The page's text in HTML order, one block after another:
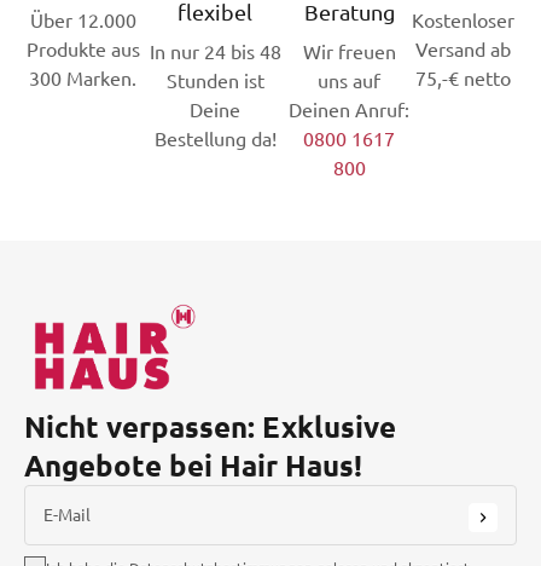
Über 12.000
Produkte aus
300 Marken.
flexibel
In nur 24 bis 48
Stunden ist
Deine
Bestellung da!
Beratung
Wir freuen
uns auf
Deinen Anruf:
0800 1617
800
Kostenloser
Versand ab
75,-€ netto
Nicht verpassen: Exklusive
Angebote bei Hair Haus!
E-Mail